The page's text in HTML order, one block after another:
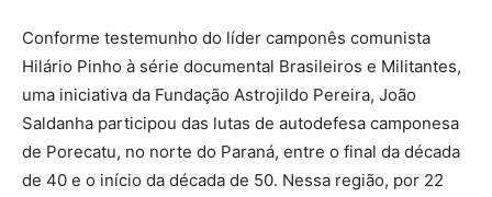
Conforme testemunho do líder camponês comunista
Hilário Pinho à série documental Brasileiros e Militantes,
uma iniciativa da Fundação Astrojildo Pereira, João
Saldanha participou das lutas de autodefesa camponesa
de Porecatu, no norte do Paraná, entre o final da década
de 40 e o início da década de 50. Nessa região, por 22